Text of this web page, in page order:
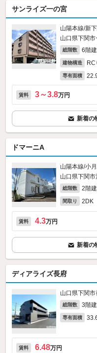
サンライズ一の宮
山陽本線/新
山口県下関
総階数 6階建
建物構造 RC
専有面積
賃料 3～3.8万円
新着の
ドマーニA
山陽本線/小
山口県下関
総階数 2階建
間取り 2DK
賃料 4.3万円
新着の
ディアライズ長府
山口県下関
総階数 3階建
専有面積
賃料 6.48万円